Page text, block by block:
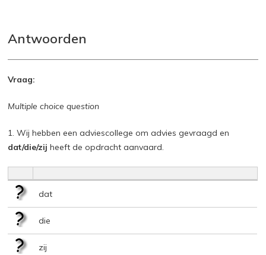
Antwoorden
Vraag:
Multiple choice question
1. Wij hebben een adviescollege om advies gevraagd en
dat/die/zij heeft de opdracht aanvaard.
dat
die
zij